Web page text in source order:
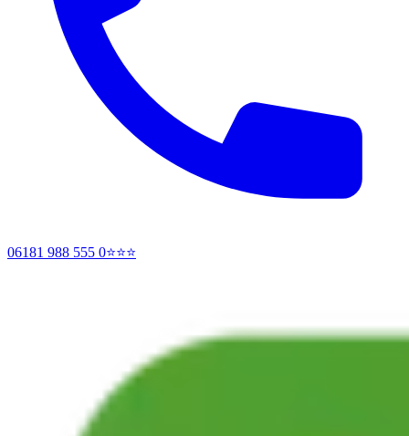
06181 988 555 0⭐⭐⭐